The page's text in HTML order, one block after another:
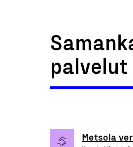
palvelut
Metsola